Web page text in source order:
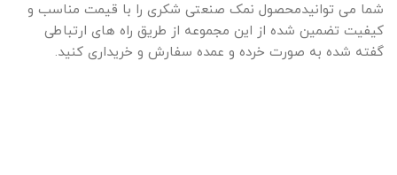
شما می توانیدمحصول نمک صنعتی شکری را با قیمت مناسب و
کیفیت تضمین شده از این مجموعه از طریق راه های ارتباطی
گفته شده به صورت خرده و عمده سفارش و خریداری کنید.